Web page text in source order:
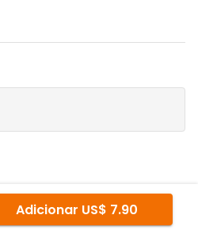
Adicionar US$ 7.90